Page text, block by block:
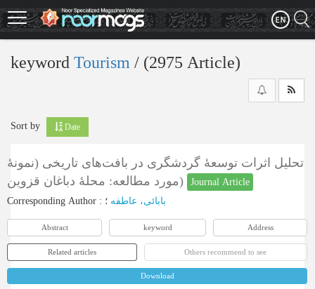
Skip
to
main
keyword Tourism ‎/ (2975 Article)
Sort by Date
تحلیل اثرات توسعۀ گردشگری در بافت‌های تاریخی (نمونۀ
مورد مطالعه: محلۀ دباغان قزوین)
Journal Article
Corresponding Author : بابائی، عاطفه ؛
Abstract keyword Address
Related articles Others recommend to see
Download